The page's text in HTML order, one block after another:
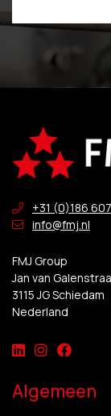
+31 (0)186
info@fmj.nl
FMJ Group
Jan van
3115 JG Schiedam
Nederland
Algemeen